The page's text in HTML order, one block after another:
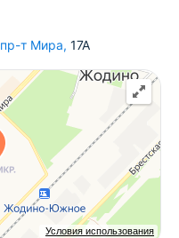
пр-т Мира, 17А
Условия использования